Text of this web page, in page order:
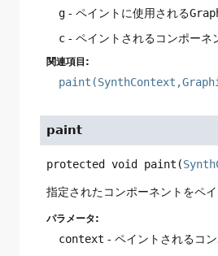
g - ペイントに使用される
c - ペイントされるコンポーネ
関連項目:
paint
protected void paint (
指定されたコンポーネントをペイ
パラメータ:
context - ペイントされるコ